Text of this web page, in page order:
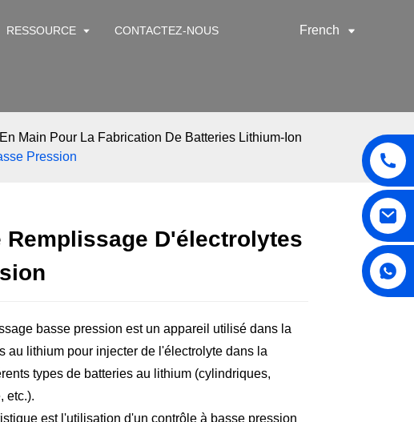
RESSOURCE CONTACTEZ-NOUS French
Main Pour La Fabrication De Batteries Lithium-Ion
Pression
Remplissage D'électrolytes
basse pression est un appareil utilisé dans la
au lithium pour injecter de l'électrolyte dans la
types de batteries au lithium (cylindriques,
etc.).
est l'utilisation d'un contrôle à basse pression